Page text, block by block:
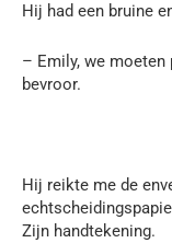
Hij had een bruine
– Emily, we
bevroor.
Hij reikte me de
Zijn handtekening.